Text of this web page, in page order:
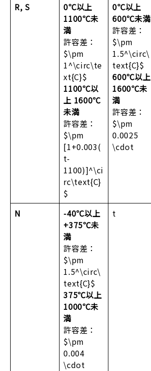
R, S
0℃以上
1100℃未
満
許容差：
$\pm
1^\circ\te
xt{C}$
1100℃以
上 1600℃
未満
許容差：
$\pm
[1+0.003(
t-
1100)]^\ci
rc\text{C}
$
0℃以上
600℃未満
許容差：
$\pm
1.5^\circ\
text{C}$
600℃以上
1600℃未
満
許容差：
$\pm
0.0025
\cdot
N
-40℃以上
+375℃未
満
許容差：
$\pm
1.5^\circ\
text{C}$
375℃以上
1000℃未
満
許容差：
$\pm
0.004
\cdot
t